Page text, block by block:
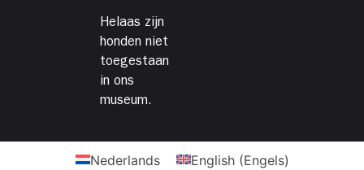
Helaas zijn
honden niet
toegestaan
in ons
museum.
Nederlands English(Engels)